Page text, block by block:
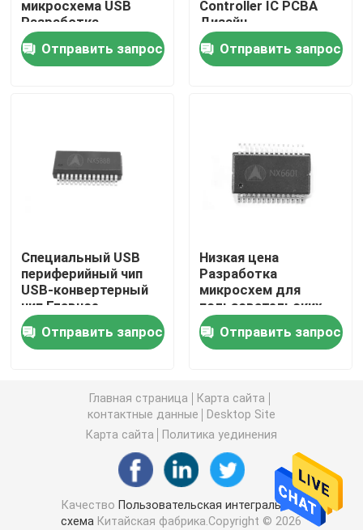
Пользовательская интегральная схема
дизайн микросхемы ic
Собрание платы с печатным монтажом
Собрание PCB
Видеочип HDMI
Обломок IC усилителя
Периферийный USB-чип
Обломоки управления силы
микросхема USB
Разработка
микросхемы USB
типа CОтправить запрос
Controller IC PCBA
Дизайн
Отправить запрос
Специальный USB
периферийный чип
USB-конвертерный
чип Главное
управление ИК
Разработка чипа
Отправить запрос
Низкая цена
Разработка
микросхем для
пользовательских
USB сетей
Отправить запрос
Главная страница
Карта сайта
контактные данные
Desktop Site
Карта сайта
Политика уединения
Качество Пользовательская интегральная
схема Китайская фабрика.Copyright © 2026